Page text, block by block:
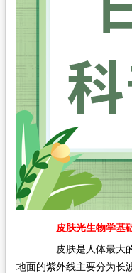
皮肤光生物学基础
皮肤是人体最大的
地面的紫外线主要分为长